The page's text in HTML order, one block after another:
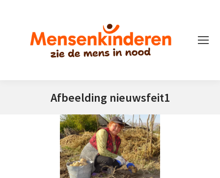
Afbeelding nieuwsfeit1